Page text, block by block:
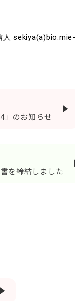
」のお知らせ
を締結しました